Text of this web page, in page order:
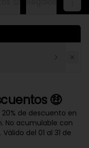
🤑
de descuento en
No acumulable con
del 01 al 31 de